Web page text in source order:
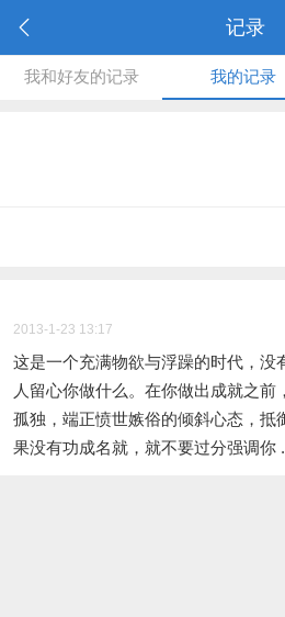
记录
我和好友的记录 我的记录
2013-1-23 13:17
这是一个充满物欲与浮躁的时代，没
人留心你做什么。在你做出成就之
孤独，端正愤世嫉俗的倾斜心态，抵
果没有功成名就，就不要过分强调你